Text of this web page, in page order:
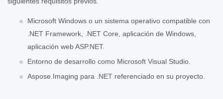
Microsoft Windows o un sistema operativo compatible con
.NET Framework, .NET Core, aplicación de Windows,
aplicación web ASP.NET.
Entorno de desarrollo como Microsoft Visual Studio.
Aspose.Imaging para .NET referenciado en su proyecto.